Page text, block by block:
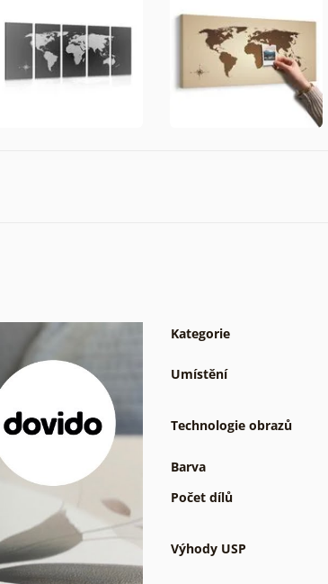
Kategorie
Umístění
Technologie obrazů
Barva
Počet dílů
Výhody USP